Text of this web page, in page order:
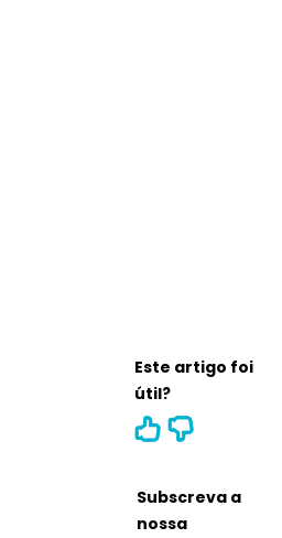
Este artigo foi
útil?
Subscreva a
nossa